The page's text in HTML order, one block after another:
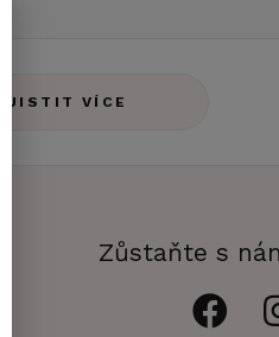
ZJISTIT VÍCE
Zůstaňte s